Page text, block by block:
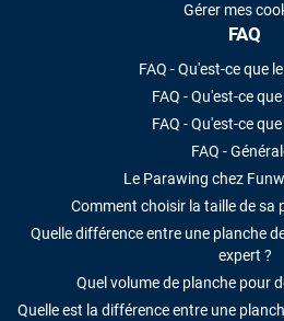
Gérer mes
FAQ
FAQ - Qu'est-ce que
FAQ - Qu'est-ce que
FAQ - Qu'est-ce
FAQ -
Le Parawing chez
Comment choisir la taille de sa
Quelle différence entre une planche
expert ?
Quel volume de planche pour
Quelle est la différence entre une